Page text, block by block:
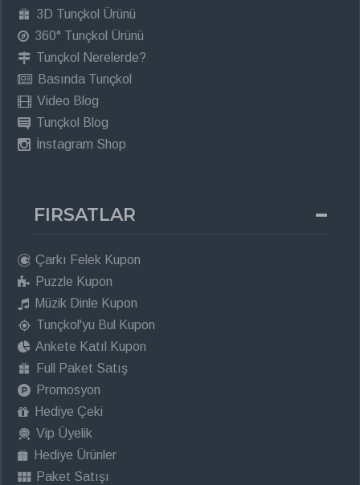
3D Tunçkol Ürünü
360° Tunçkol Ürünü
Tunçkol Nerelerde?
Basında Tunçkol
Video Blog
Tunçkol Blog
İnstagram Shop
FIRSATLAR
Çarkı Felek Kupon
Puzzle Kupon
Müzik Dinle Kupon
Tunçkol'yu Bul Kupon
Ankete Katıl Kupon
Full Paket Satış
Promosyon
Hediye Çeki
Vip Üyelik
Hediye Ürünler
Paket Satışı